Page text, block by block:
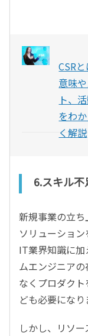
CSR
意味
ト、
をわ
く解説
6.スキル不
新規事業の立
ソリューショ
IT業界知識に
ムエンジニア
なくプロダク
ども必要になり
しかし、リソ